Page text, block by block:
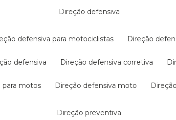
direção defensiva
defensiva para motociclistas direção
defensiva direção defensiva corretiva
para motos direção defensiva moto
direção preventiva